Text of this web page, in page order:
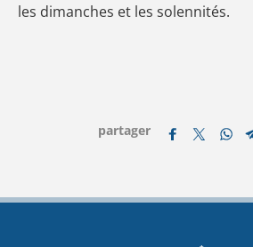
les dimanches et les solennités.
partager